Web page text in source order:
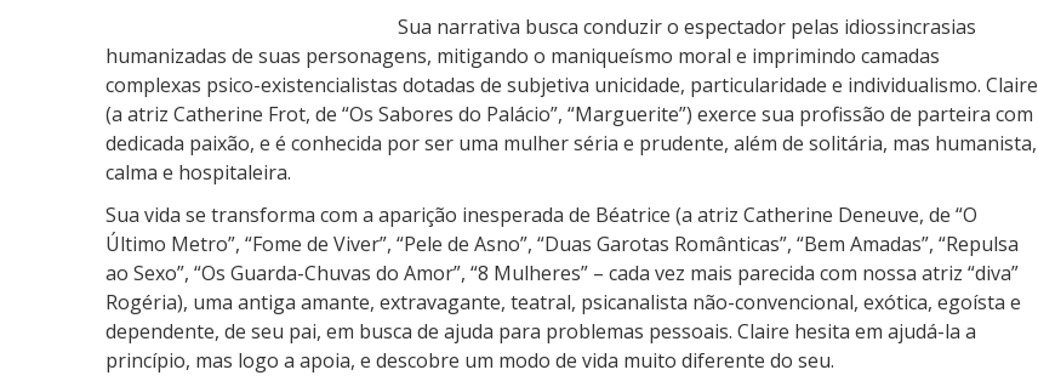
Sua narrativa busca conduzir o espectador pelas idiossincrasias
humanizadas de suas personagens, mitigando o maniqueísmo moral e imprimindo camadas
complexas psico-existencialistas dotadas de subjetiva unicidade, particularidade e individualismo. Claire
(a atriz Catherine Frot, de “Os Sabores do Palácio”, “Marguerite”) exerce sua profissão de parteira com
dedicada paixão, e é conhecida por ser uma mulher séria e prudente, além de solitária, mas humanista,
calma e hospitaleira.
Sua vida se transforma com a aparição inesperada de Béatrice (a atriz Catherine Deneuve, de “O
Último Metro”, “Fome de Viver”, “Pele de Asno”, “Duas Garotas Românticas”, “Bem Amadas”, “Repulsa
ao Sexo”, “Os Guarda-Chuvas do Amor”, “8 Mulheres” – cada vez mais parecida com nossa atriz “diva”
Rogéria), uma antiga amante, extravagante, teatral, psicanalista não-convencional, exótica, egoísta e
dependente, de seu pai, em busca de ajuda para problemas pessoais. Claire hesita em ajudá-la a
princípio, mas logo a apoia, e descobre um modo de vida muito diferente do seu.